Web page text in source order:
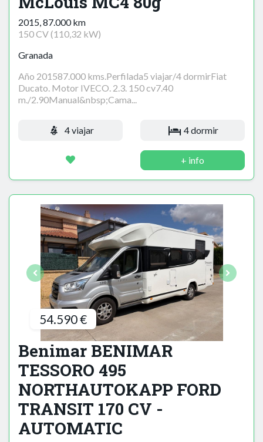
2015, 87.000 km
150 CV (110,32 kW)
Granada
Año 201587.000 kms.Perfilada5 viajar/4 dormirFiat
Ducato. Motor IVECO. 2.3. 150 cv7.40
m./2.90Manual&nbsp;Cama...
4 viajar 4 dormir
+ info
54.590 €
Benimar BENIMAR
TESSORO 495
NORTHAUTOKAPP FORD
TRANSIT 170 CV -
AUTOMATIC